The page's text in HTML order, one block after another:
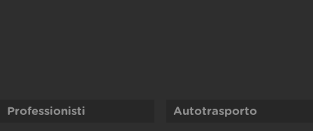
Professionisti Autotrasporto